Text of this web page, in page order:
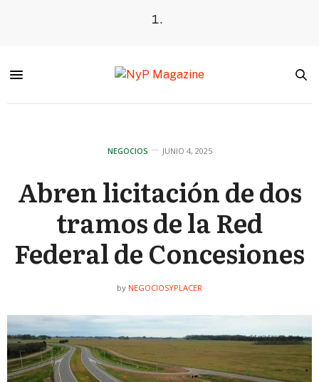
NEGOCIOS JUNIO 4, 2025
Abren licitación de dos
tramos de la Red
Federal de Concesiones
by NEGOCIOSYPLACER